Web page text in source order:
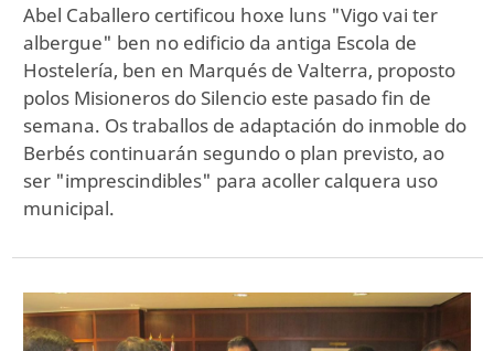
Abel Caballero certificou hoxe luns "Vigo vai ter
albergue" ben no edificio da antiga Escola de
Hostelería, ben en Marqués de Valterra, proposto
polos Misioneros do Silencio este pasado fin de
semana. Os traballos de adaptación do inmoble do
Berbés continuarán segundo o plan previsto, ao
ser "imprescindibles" para acoller calquera uso
municipal.